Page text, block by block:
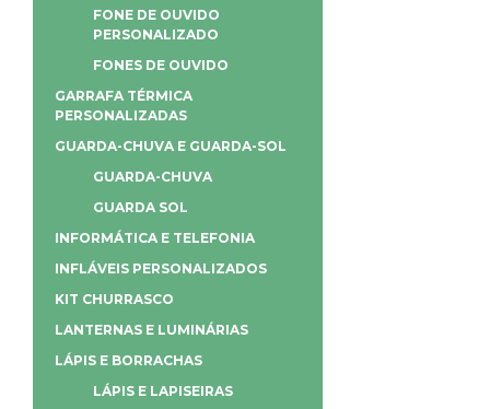
FONE DE OUVIDO
PERSONALIZADO
FONES DE OUVIDO
GARRAFA TÉRMICA
PERSONALIZADAS
GUARDA-CHUVA E GUARDA-SOL
GUARDA-CHUVA
GUARDA SOL
INFORMÁTICA E TELEFONIA
INFLÁVEIS PERSONALIZADOS
KIT CHURRASCO
LANTERNAS E LUMINÁRIAS
LÁPIS E BORRACHAS
LÁPIS E LAPISEIRAS